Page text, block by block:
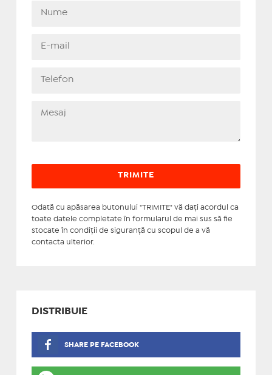
Odată cu apăsarea butonului "TRIMITE" vă daţi acordul ca
toate datele completate în formularul de mai sus să fie
stocate în condiţii de siguranţă cu scopul de a vă
contacta ulterior.
DISTRIBUIE
SHARE PE FACEBOOK